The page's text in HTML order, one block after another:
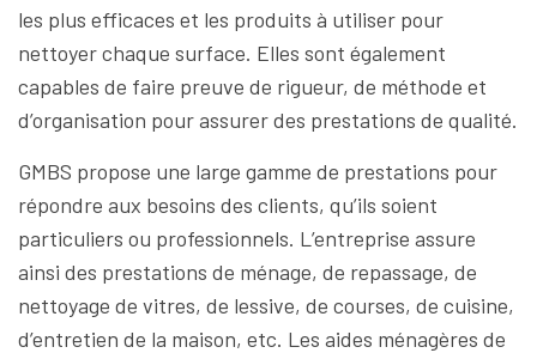
les plus efficaces et les produits à utiliser pour
nettoyer chaque surface. Elles sont également
capables de faire preuve de rigueur, de méthode et
d’organisation pour assurer des prestations de qualité.
GMBS propose une large gamme de prestations pour
répondre aux besoins des clients, qu’ils soient
particuliers ou professionnels. L’entreprise assure
ainsi des prestations de ménage, de repassage, de
nettoyage de vitres, de lessive, de courses, de cuisine,
d’entretien de la maison, etc. Les aides ménagères de